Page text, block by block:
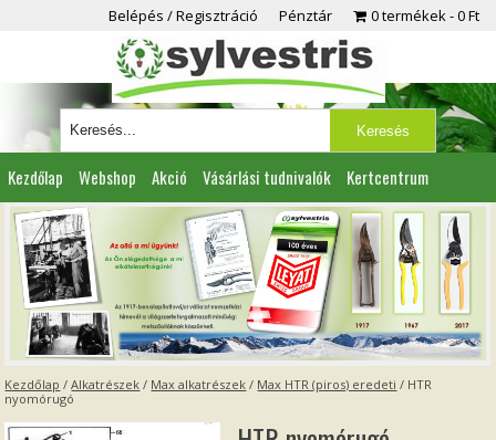
Belépés / Regisztráció Pénztár 0 termékek 0 Ft
Kezdőlap Webshop Akció Vásárlási tudnivalók Kertcentrum
Viszonteladóknak Partnereink Kapcsolat
Kezdőlap /Alkatrészek / Max alkatrészek / Max HTR (piros) eredeti / HTR
nyomórugó